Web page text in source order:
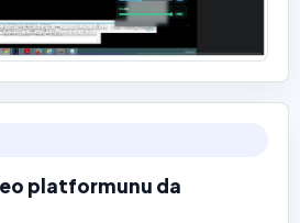
platformunu da